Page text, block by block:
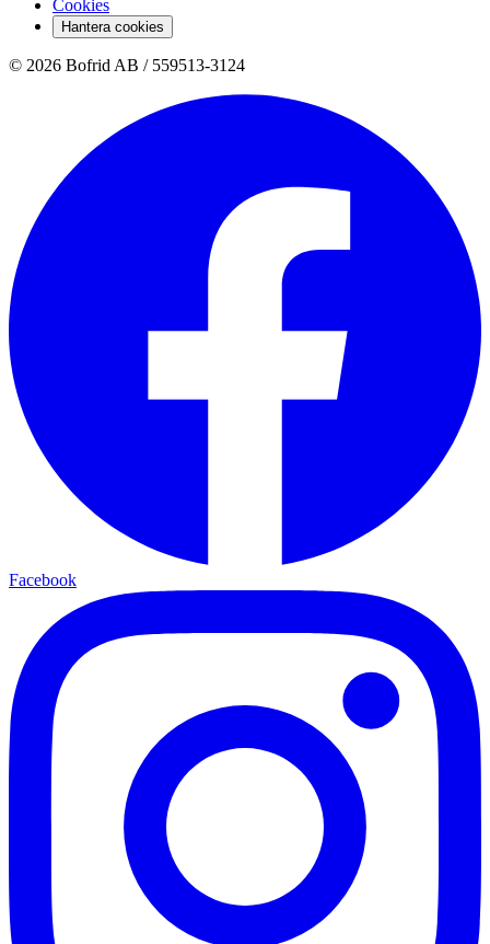
Cookies
Hantera cookies
© 2026 Bofrid AB / 559513-3124
Facebook